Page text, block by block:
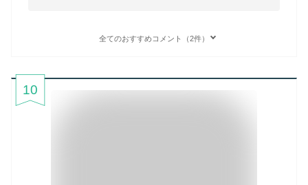
全てのおすすめコメント（2件）
10